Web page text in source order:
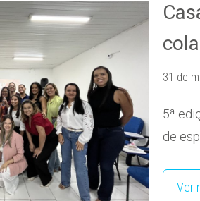
31 de
5ª
de
Ver